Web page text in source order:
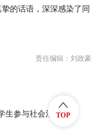
的话语，深深感染了同
责任编辑：刘政豪
生参与社会治理TOP